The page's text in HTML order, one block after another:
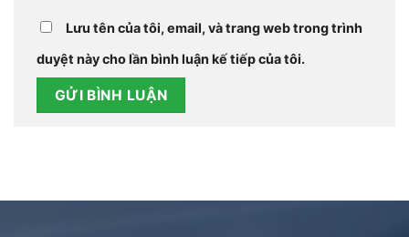
Lưu tên của tôi, email, và trang web trong trình
duyệt này cho lần bình luận kế tiếp của tôi.